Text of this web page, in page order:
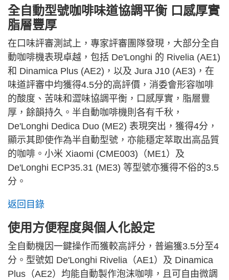
全自動型號咖啡味道協調平衡 口感厚實
脂層豐厚
在口味評審測試上，專家評審團隊發現，大部分全自
動咖啡機表現卓越，包括 De'Longhi 的 Rivelia (AE1)
和 Dinamica Plus (AE2)，以及 Jura J10 (AE3)，在
味道評審中均獲得4.5分的高評價，消委會形容咖啡
的酸度、苦味和澀味協調平衡，口感厚實，脂層豐
厚，餘韻持久。半自動咖啡機則各有千秋，
De'Longhi Dedica Duo (ME2) 表現突出，獲得4分，
顯示其即使作為半自動型號，亦能穩定萃取出高品質
的咖啡。小米 Xiaomi (CME003)（ME1）及
De'Longhi ECP35.31 (ME3) 等型號亦獲得不俗的3.5
分。
返回目錄
使用方便程度與個人化設定
全自動機因一鍵操作而獲較高評分，普遍獲3.5分至4
分。型號如 De'Longhi Rivelia（AE1）及 Dinamica
Plus（AE2）均能自動製作泡沫咖啡，且可自由微調